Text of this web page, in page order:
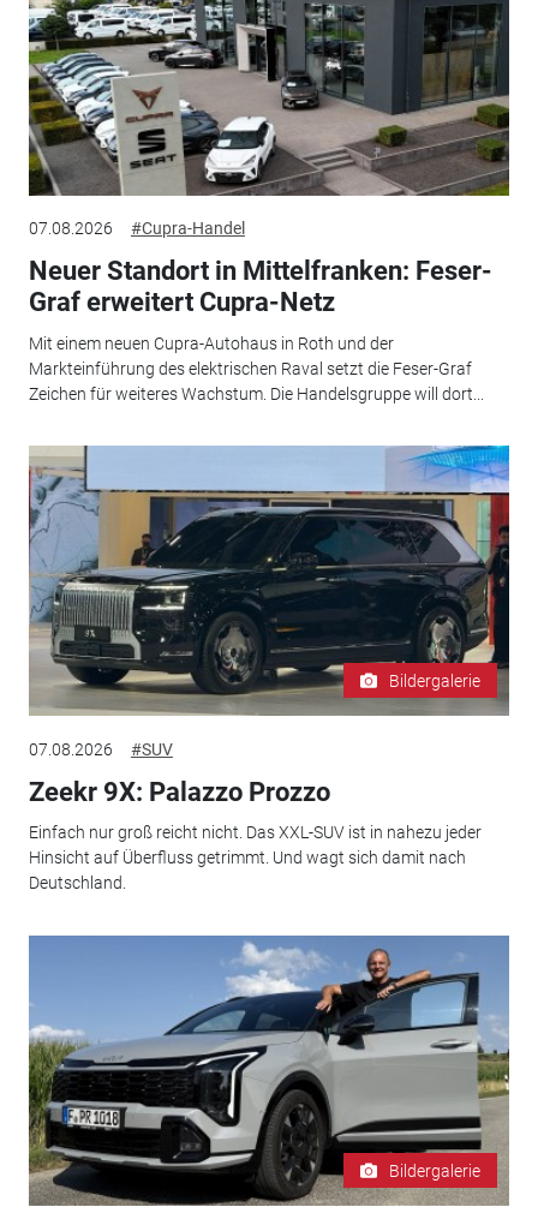
07.08.2026 #Cupra-Handel
Neuer Standort in Mittelfranken: Feser-
Graf erweitert Cupra-Netz
Mit einem neuen Cupra-Autohaus in Roth und der
Markteinführung des elektrischen Raval setzt die Feser-Graf
Zeichen für weiteres Wachstum. Die Handelsgruppe will dort...
Bildergalerie
07.08.2026 #SUV
Zeekr 9X: Palazzo Prozzo
Einfach nur groß reicht nicht. Das XXL-SUV ist in nahezu jeder
Hinsicht auf Überfluss getrimmt. Und wagt sich damit nach
Deutschland.
Bildergalerie